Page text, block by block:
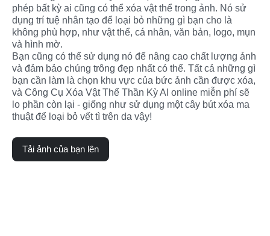
phép bất kỳ ai cũng có thể xóa vật thể trong ảnh. Nó sử
dụng trí tuệ nhân tạo để loại bỏ những gì bạn cho là
không phù hợp, như vật thể, cá nhân, văn bản, logo, mụn
và hình mờ.
Bạn cũng có thể sử dụng nó để nâng cao chất lượng ảnh
và đảm bảo chúng trông đẹp nhất có thể. Tất cả những gì
bạn cần làm là chọn khu vực của bức ảnh cần được xóa,
và Công Cụ Xóa Vật Thể Thần Kỳ AI online miễn phí sẽ
lo phần còn lại - giống như sử dụng một cây bút xóa ma
thuật để loại bỏ vết tì trên da vậy!
Tải ảnh của bạn lên